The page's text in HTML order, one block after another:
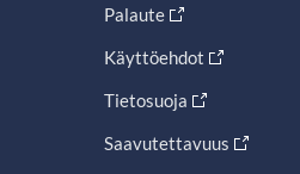
Palaute
Käyttöehdot
Tietosuoja
Saavutettavuus